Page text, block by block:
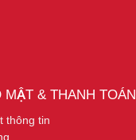
& THANH TOÁN
thông tin